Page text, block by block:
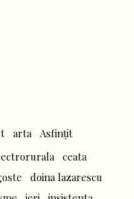
arta Asfințit
ceata
doina lazarescu